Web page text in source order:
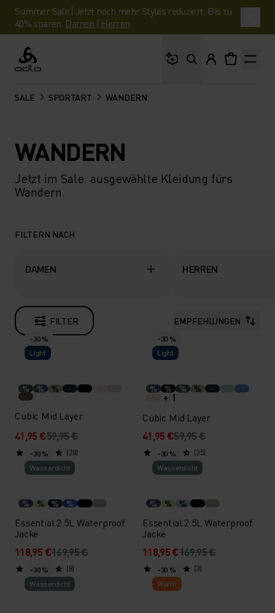
Summer Sale | Jetzt noch mehr Styles reduziert. Bis zu
40% sparen. Damen | Herren
Odlo
SALE SPORTART WANDERN
WANDERN
Jetzt im Sale: ausgewählte Kleidung fürs
Wandern.
FILTERN NACH
DAMEN HERREN
FILTER EMPFEHLUNGEN
-30 %
Light
% % %
Cubic Mid Layer
41,95 €59,95 €
(28)
-30 %
Light
% % % %
+ 1
Cubic Mid Layer
41,95 €59,95 €
(35)
-30 %
Wasserdicht
% % % %
Essential 2.5L Waterproof
Jacke
118,95 €169,95 €
(8)
-30 %
Wasserdicht
% % %
Essential 2.5L Waterproof
Jacke
118,95 €169,95 €
(3)
-30 %
Wasserdicht
-30 %
Warm